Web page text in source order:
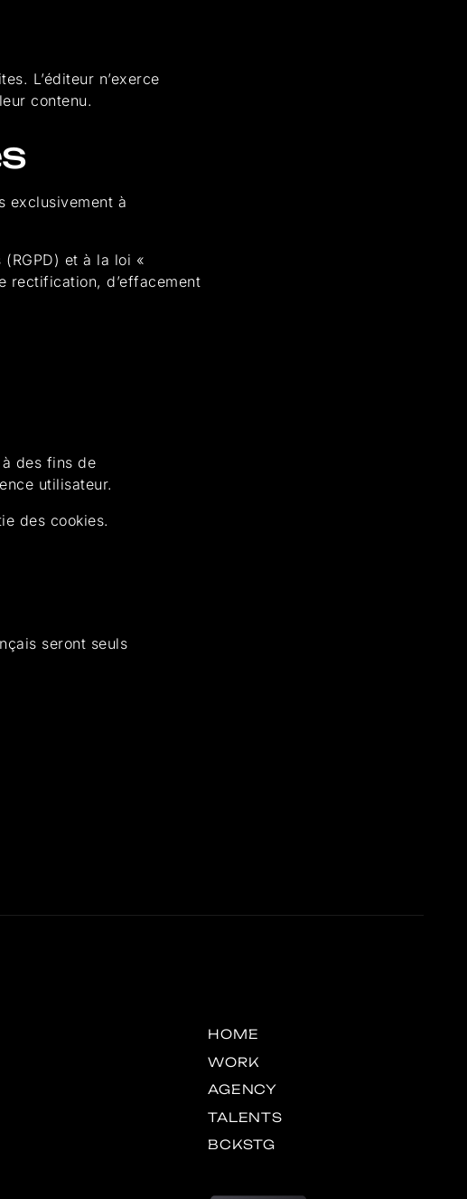
L’éditeur n’exerce
contenu.
exclusivement à
et à la loi «
rectification, d’effacement
des fins de
utilisateur.
des cookies.
seront seuls
HOME
WORK
AGENCY
TALENTS
BCKSTG